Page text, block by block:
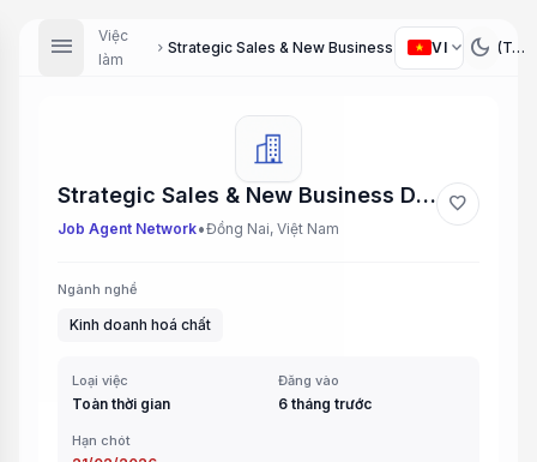
menu
Việc
làm
chevron_right Strategic Sales & New Business Development (Technical Sales & Marketing)
VI expand_more dark_mode
Strategic Sales & New Business Development (Technical Sales & Marketing)
Job Agent Network•Đồng Nai, Việt Nam
favorite
Ngành nghề
Kinh doanh hoá chất
Loại việc
Toàn thời gian
Đăng vào
6 tháng trước
Hạn chót